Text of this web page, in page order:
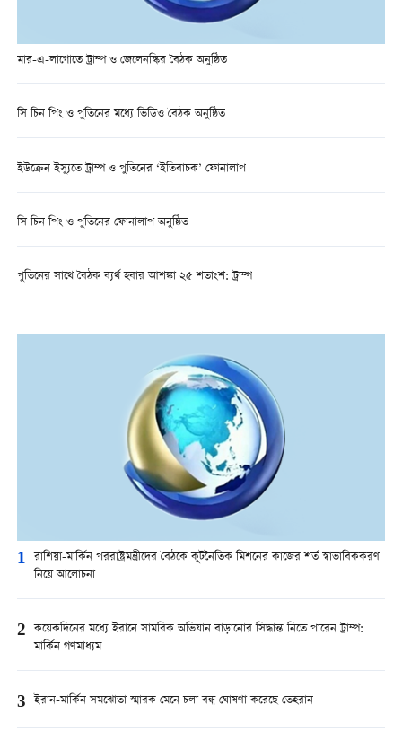
মার-এ-লাগোতে ট্রাম্প ও জেলেনস্কির বৈঠক অনুষ্ঠিত
সি চিন পিং ও পুতিনের মধ্যে ভিডিও বৈঠক অনুষ্ঠিত
ইউক্রেন ইস্যুতে ট্রাম্প ও পুতিনের ‘ইতিবাচক’ ফোনালাপ
সি চিন পিং ও পুতিনের ফোনালাপ অনুষ্ঠিত
পুতিনের সাথে বৈঠক ব্যর্থ হবার আশঙ্কা ২৫ শতাংশ: ট্রাম্প
1 রাশিয়া-মার্কিন পররাষ্ট্রমন্ত্রীদের বৈঠকে কূটনৈতিক মিশনের কাজের শর্ত স্বাভাবিককরণ
নিয়ে আলোচনা
2 কয়েকদিনের মধ্যে ইরানে সামরিক অভিযান বাড়ানোর সিদ্ধান্ত নিতে পারেন ট্রাম্প:
মার্কিন গণমাধ্যম
3 ইরান-মার্কিন সমঝোতা স্মারক মেনে চলা বন্ধ ঘোষণা করেছে তেহরান